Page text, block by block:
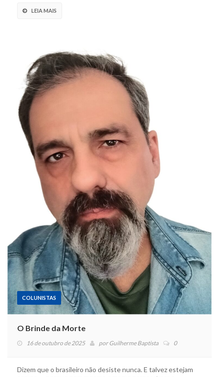
LEIA MAIS
COLUNISTAS
O Brinde da Morte
16 de outubro de 2025 porGuilherme Baptista 0
Dizem que o brasileiro não desiste nunca. E talvez estejam